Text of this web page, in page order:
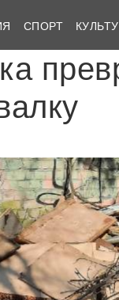
СПОРТ